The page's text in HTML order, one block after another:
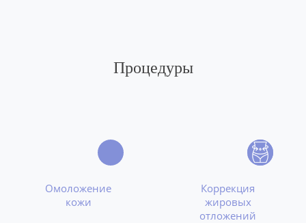
Процедуры
Омоложение
кожи
Коррекция
жировых
отложений